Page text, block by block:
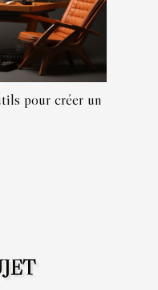
pour créer un